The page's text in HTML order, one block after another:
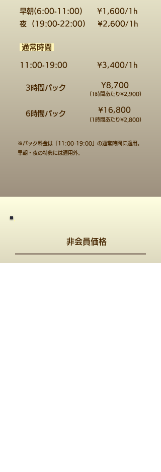
​早朝(6:00‐11:00)
​¥1,600/1h
夜 (19:00‐22:00) ​¥2,600/1h
​通常時間
11:00‐19:00
3時間パック
6時間パック
​¥3,400/1h
​¥8,700
(​1時間あたり¥2,900)
​¥16,800
(​1時間あたり¥2,800)
※パック料金は「11:00-19:00」の通常時間に適用。
​早朝・夜の特典には適用外。
非​会員価格